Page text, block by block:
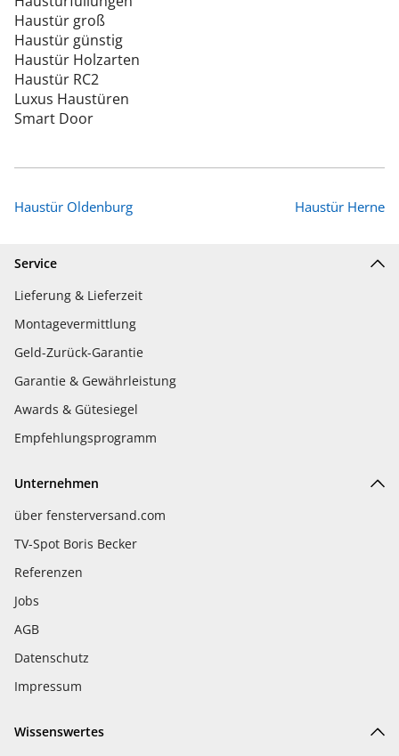
Haustür groß
Haustür günstig
Haustür Holzarten
Haustür RC2
Luxus Haustüren
Smart Door
Haustür Oldenburg Haustür Herne
Service
Lieferung & Lieferzeit
Montagevermittlung
Geld-Zurück-Garantie
Garantie & Gewährleistung
Awards & Gütesiegel
Empfehlungsprogramm
Unternehmen
über fensterversand.com
TV-Spot Boris Becker
Referenzen
Jobs
AGB
Datenschutz
Impressum
Wissenswertes